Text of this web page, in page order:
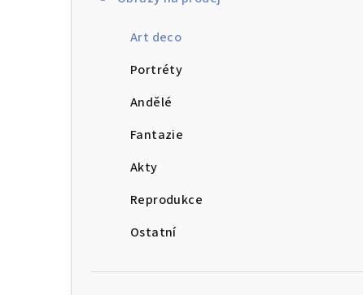
Art deco
Portréty
Andělé
Fantazie
Akty
Reprodukce
Ostatní